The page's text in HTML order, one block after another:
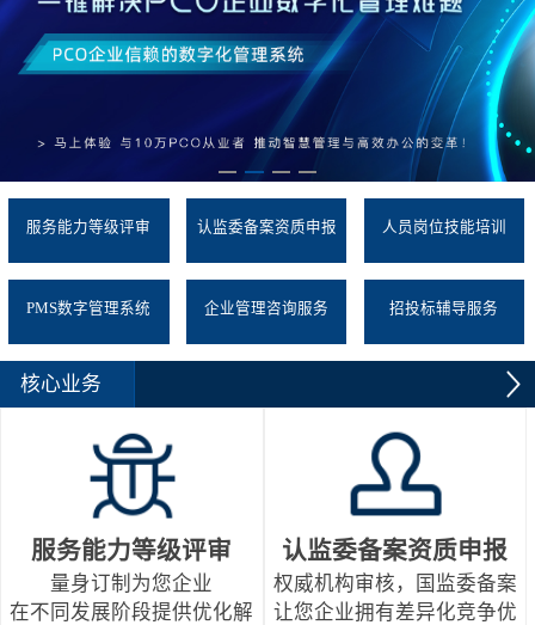
服务能力等级评审 认监委备案资质申报 人员岗位技能培训
PMS数字管理系统 企业管理咨询服务 招投标辅导服务
核心业务
服务能力等级评审
量身订制为您企业
在不同发展阶段提供优化解
认监委备案资质申报
权威机构审核，国监委备案
让您企业拥有差异化竞争优